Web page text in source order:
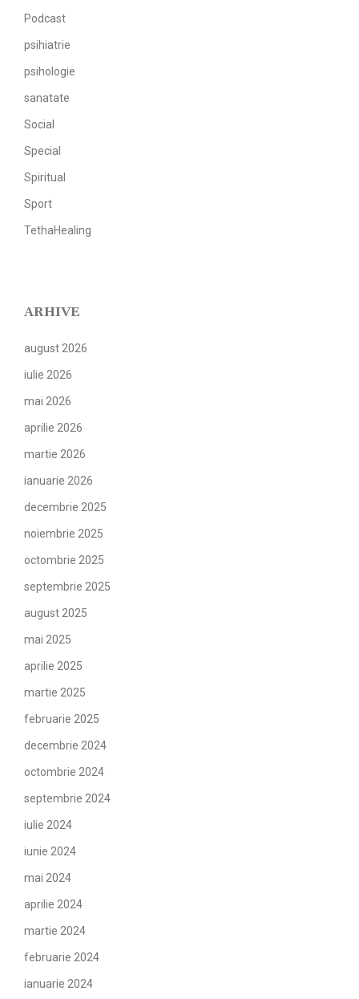
Podcast
psihiatrie
psihologie
sanatate
Social
Special
Spiritual
Sport
TethaHealing
ARHIVE
august 2026
iulie 2026
mai 2026
aprilie 2026
martie 2026
ianuarie 2026
decembrie 2025
noiembrie 2025
octombrie 2025
septembrie 2025
august 2025
mai 2025
aprilie 2025
martie 2025
februarie 2025
decembrie 2024
octombrie 2024
septembrie 2024
iulie 2024
iunie 2024
mai 2024
aprilie 2024
martie 2024
februarie 2024
ianuarie 2024